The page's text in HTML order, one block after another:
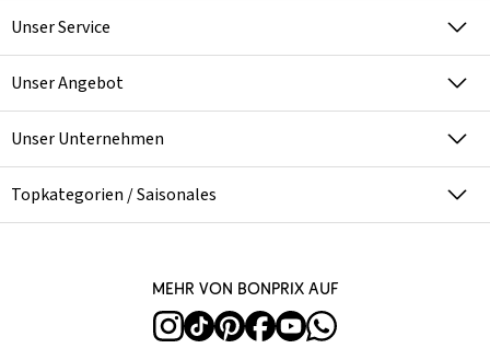
Unser Service
Unser Angebot
Unser Unternehmen
Topkategorien / Saisonales
Mehr von bonprix auf